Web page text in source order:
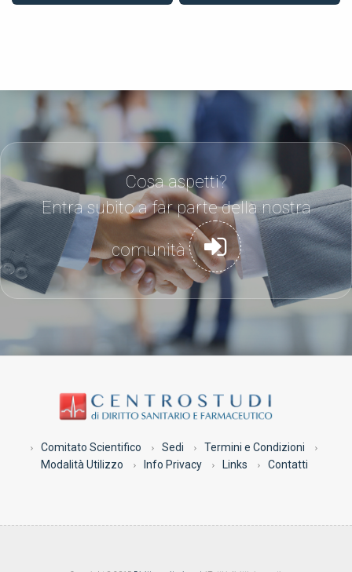
Cosa aspetti?
Entra subito a far parte della nostra
comunità
Comitato Scientifico Sedi
Termini e Condizioni
Modalità Utilizzo
Info Privacy Links Contatti